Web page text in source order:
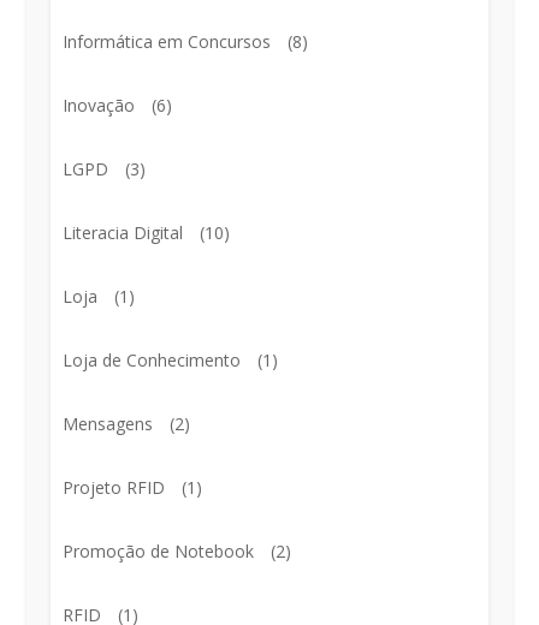
Informática em Concursos (8)
Inovação (6)
LGPD (3)
Literacia Digital (10)
Loja (1)
Loja de Conhecimento (1)
Mensagens (2)
Projeto RFID (1)
Promoção de Notebook (2)
RFID (1)